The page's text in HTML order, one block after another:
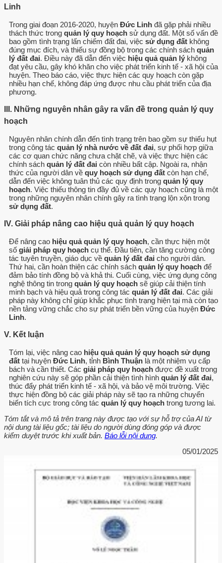
Linh
Trong giai đoạn 2016-2020, huyện Đức Linh đã gặp phải nhiều
thách thức trong quản lý quy hoạch sử dụng đất. Một số vấn đề
bao gồm tình trạng lấn chiếm đất đai, việc sử dụng đất không
đúng mục đích, và thiếu sự đồng bộ trong các chính sách quản
lý đất đai. Điều này đã dẫn đến việc hiệu quả quản lý không
đạt yêu cầu, gây khó khăn cho việc phát triển kinh tế - xã hội của
huyện. Theo báo cáo, việc thực hiện các quy hoạch còn gặp
nhiều hạn chế, không đáp ứng được nhu cầu phát triển của địa
phương.
III. Những nguyên nhân gây ra vấn đề trong quản lý quy
hoạch
Nguyên nhân chính dẫn đến tình trạng trên bao gồm sự thiếu hụt
trong công tác quản lý nhà nước về đất đai, sự phối hợp giữa
các cơ quan chức năng chưa chặt chẽ, và việc thực hiện các
chính sách quản lý đất đai còn nhiều bất cập. Ngoài ra, nhận
thức của người dân về quy hoạch sử dụng đất còn hạn chế,
dẫn đến việc không tuân thủ các quy định trong quản lý quy
hoạch. Việc thiếu thông tin đầy đủ về các quy hoạch cũng là một
trong những nguyên nhân chính gây ra tình trạng lộn xộn trong
sử dụng đất.
IV. Giải pháp nâng cao hiệu quả quản lý quy hoạch
Để nâng cao hiệu quả quản lý quy hoạch, cần thực hiện một
số giải pháp quy hoạch cụ thể. Đầu tiên, cần tăng cường công
tác tuyên truyền, giáo dục về quản lý đất đai cho người dân.
Thứ hai, cần hoàn thiện các chính sách quản lý quy hoạch để
đảm bảo tính đồng bộ và khả thi. Cuối cùng, việc ứng dụng công
nghệ thông tin trong quản lý quy hoạch sẽ giúp cải thiện tính
minh bạch và hiệu quả trong công tác quản lý đất đai. Các giải
pháp này không chỉ giúp khắc phục tình trạng hiện tại mà còn tạo
nền tảng vững chắc cho sự phát triển bền vững của huyện Đức
Linh.
V. Kết luận
Tóm lại, việc nâng cao hiệu quả quản lý quy hoạch sử dụng
đất tại huyện Đức Linh, tỉnh Bình Thuận là một nhiệm vụ cấp
bách và cần thiết. Các giải pháp quy hoạch được đề xuất trong
nghiên cứu này sẽ góp phần cải thiện tình hình quản lý đất đai,
thúc đẩy phát triển kinh tế - xã hội, và bảo vệ môi trường. Việc
thực hiện đồng bộ các giải pháp này sẽ tạo ra những chuyển
biến tích cực trong công tác quản lý quy hoạch trong tương lai.
Tóm tắt và mô tả trên trang này được tạo với sự hỗ trợ của AI từ
nội dung tài liệu gốc; tài liệu do người dùng đóng góp và được
kiểm duyệt trước khi xuất bản. Báo lỗi nội dung.
05/01/2025